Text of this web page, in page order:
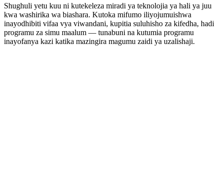
Shughuli yetu kuu ni kutekeleza miradi ya teknolojia ya hali ya juu
kwa washirika wa biashara. Kutoka mifumo iliyojumuishwa
inayodhibiti vifaa vya viwandani, kupitia suluhisho za kifedha, hadi
programu za simu maalum — tunabuni na kutumia programu
inayofanya kazi katika mazingira magumu zaidi ya uzalishaji.